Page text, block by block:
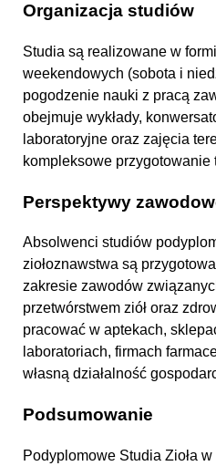
Organizacja studiów
Studia są realizowane w
weekendowych (sobota i
pogodzenie nauki z pracą
obejmuje wykłady,
laboratoryjne oraz zajęcia
kompleksowe przygotowanie
Perspektywy
Absolwenci studiów
ziołoznawstwa są
zakresie zawodów
przetwórstwem ziół oraz
pracować w aptekach,
laboratoriach, firmach
własną działalność
Podsumowanie
Podyplomowe Studia Zioła